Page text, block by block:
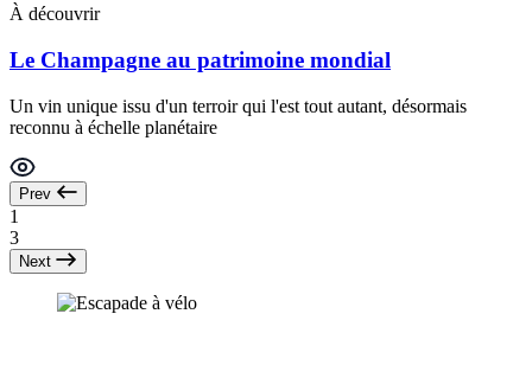
À découvrir
Le Champagne au patrimoine mondial
Un vin unique issu d'un terroir qui l'est tout autant, désormais
reconnu à échelle planétaire
Prev
1
3
Next